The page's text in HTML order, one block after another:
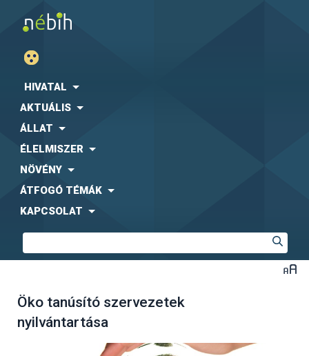
HIVATAL
AKTUÁLIS
ÁLLAT
ÉLELMISZER
NÖVÉNY
ÁTFOGÓ TÉMÁK
KAPCSOLAT
Öko tanúsító szervezetek
nyilvántartása